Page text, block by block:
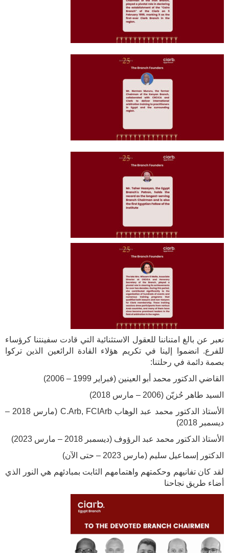
نعبر عن بالغ امتناننا للعقول الاستثنائية التي قادت سفينتنا كرؤساء
للفرع. انضموا إلينا في تكريم هؤلاء القادة الرائعين الذين تركوا
بصمة دائمة في رحلتنا:
القاضي الدكتور محمد أبو العينين (فبراير 1999 – 2006)
السيد طاهر حُزيّن (2006 – مارس 2018)
الأستاذ الدكتور محمد عبد الوهاب C.Arb, FCIArb (مارس 2018 –
ديسمبر 2018)
الأستاذ الدكتور محمد عبد الرؤوف (ديسمبر 2018 – مارس 2023)
الدكتور إسماعيل سليم (مارس 2023 – حتى الآن)
لقد كان تفانيهم وحكمتهم واهتمامهم الثابت بمبادئهم هي النور الذي
أضاء طريق نجاحنا